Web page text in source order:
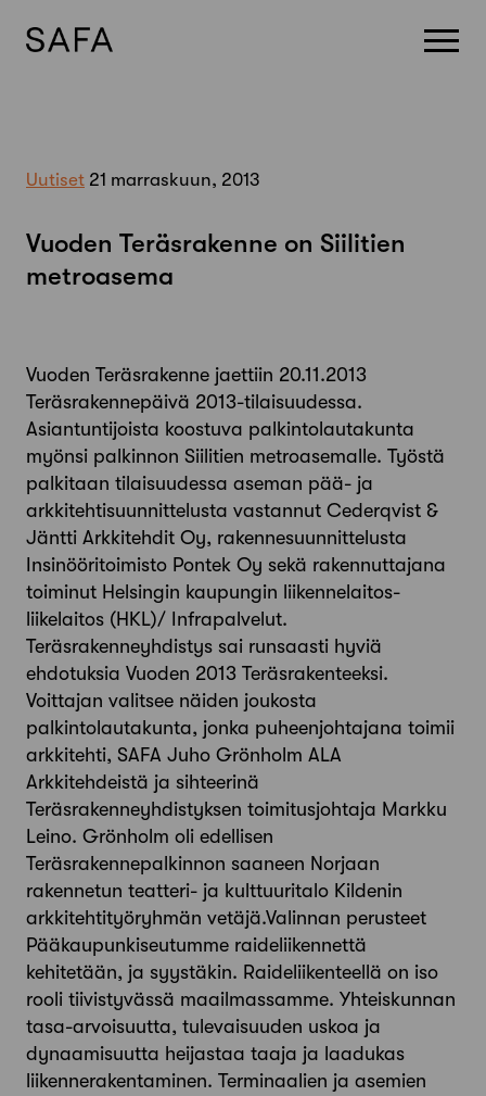
Uutiset 21 marraskuun, 2013
Vuoden Teräsrakenne on Siilitien
metroasema
Vuoden Teräsrakenne jaettiin 20.11.2013
Teräsrakennepäivä 2013-tilaisuudessa.
Asiantuntijoista koostuva palkintolautakunta
myönsi palkinnon Siilitien metroasemalle. Työstä
palkitaan tilaisuudessa aseman pää- ja
arkkitehtisuunnittelusta vastannut Cederqvist &
Jäntti Arkkitehdit Oy, rakennesuunnittelusta
Insinööritoimisto Pontek Oy sekä rakennuttajana
toiminut Helsingin kaupungin liikennelaitos-
liikelaitos (HKL)/ Infrapalvelut.
Teräsrakenneyhdistys sai runsaasti hyviä
ehdotuksia Vuoden 2013 Teräsrakenteeksi.
Voittajan valitsee näiden joukosta
palkintolautakunta, jonka puheenjohtajana toimii
arkkitehti, SAFA Juho Grönholm ALA
Arkkitehdeistä ja sihteerinä
Teräsrakenneyhdistyksen toimitusjohtaja Markku
Leino. Grönholm oli edellisen
Teräsrakennepalkinnon saaneen Norjaan
rakennetun teatteri- ja kulttuuritalo Kildenin
arkkitehtityöryhmän vetäjä.Valinnan perusteet
Pääkaupunkiseutumme raideliikennettä
kehitetään, ja syystäkin. Raideliikenteellä on iso
rooli tiivistyvässä maailmassamme. Yhteiskunnan
tasa-arvoisuutta, tulevaisuuden uskoa ja
dynaamisuutta heijastaa taaja ja laadukas
liikennerakentaminen. Terminaalien ja asemien